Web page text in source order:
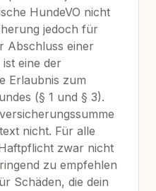
HundeVO nicht
jedoch für
Abschluss einer
eine der
Erlaubnis zum
(§ 1 und § 3).
nicht. Für alle
zwar nicht
zu empfehlen
Schäden, die dein